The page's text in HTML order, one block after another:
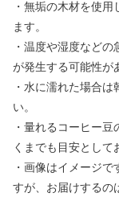
・無垢の木材を使
ます。
・温度や湿度など
が発生する可能性が
・水に濡れた場合
い。
・量れるコーヒー
くまでも目安として
・画像はイメージ
すが、お届けするの